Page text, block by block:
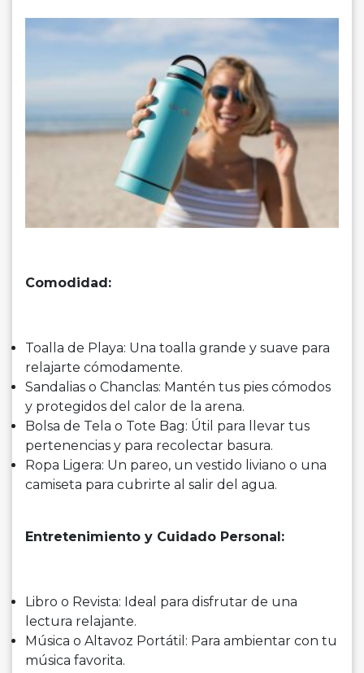
Comodidad:
Toalla de Playa: Una toalla grande y suave para
relajarte cómodamente.
Sandalias o Chanclas: Mantén tus pies cómodos
y protegidos del calor de la arena.
Bolsa de Tela o Tote Bag: Útil para llevar tus
pertenencias y para recolectar basura.
Ropa Ligera: Un pareo, un vestido liviano o una
camiseta para cubrirte al salir del agua.
Entretenimiento y Cuidado Personal:
Libro o Revista: Ideal para disfrutar de una
lectura relajante.
Música o Altavoz Portátil: Para ambientar con tu
música favorita.